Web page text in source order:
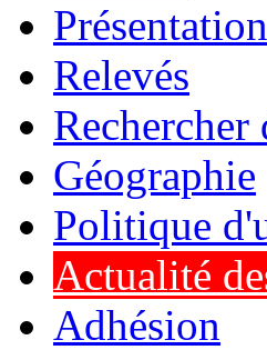
Présentation
Relevés
Rechercher
Géographie
Politique
Actualité
Adhésion